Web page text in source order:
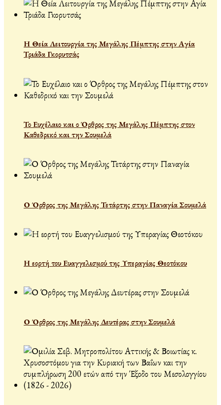
Η Θεία Λειτουργία της Μεγάλης Πέμπτης στην Αγία
Τριάδα Γκορυτσάς
Το Ευχέλαιο και ο Όρθρος της Μεγάλης Πέμπτης στον
Καθεδρικό και την Σουμελά
Ο Όρθρος της Μεγάλης Τετάρτης στην Παναγία Σουμελά
Η εορτή του Ευαγγελισμού της Υπεραγίας Θεοτόκου
Ο Όρθρος της Μεγάλης Δευτέρας στην Σουμελά